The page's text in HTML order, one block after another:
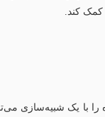
کمک کند.
با یک شبیه‌سازی